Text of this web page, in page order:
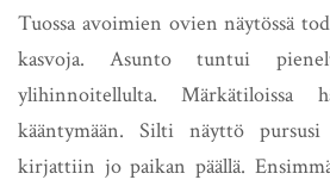
Tuossa avoimien ovien näytössä
kasvoja. Asunto tuntui
ylihinnoitellulta. Märkätiloissa
kääntymään. Silti näyttö
kirjattiin jo paikan päällä.